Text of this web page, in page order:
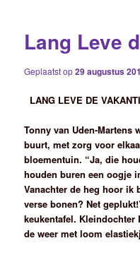
Lang Leve
Geplaatst op29 augustus
LANG LEVE DE
Tonny van Uden-Martens
buurt, met zorg voor
bloementuin. “Ja, die
houden buren een oogje
Vanachter de heg hoor
verse bonen? Net
keukentafel.
de weer met loom